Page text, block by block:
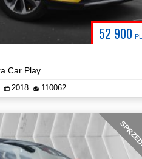
52 900
2018 110062